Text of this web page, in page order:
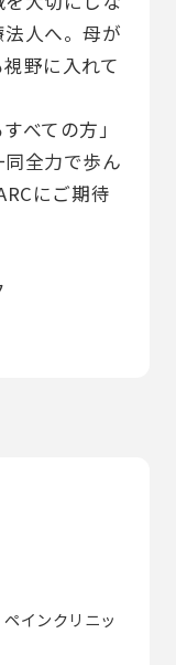
人へ。母が
野に入れて
べての方」
全力で歩ん
にご期待
インクリニッ